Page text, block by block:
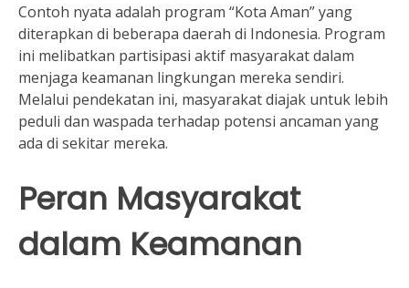
Contoh nyata adalah program “Kota Aman” yang
diterapkan di beberapa daerah di Indonesia. Program
ini melibatkan partisipasi aktif masyarakat dalam
menjaga keamanan lingkungan mereka sendiri.
Melalui pendekatan ini, masyarakat diajak untuk lebih
peduli dan waspada terhadap potensi ancaman yang
ada di sekitar mereka.
Peran Masyarakat
dalam Keamanan